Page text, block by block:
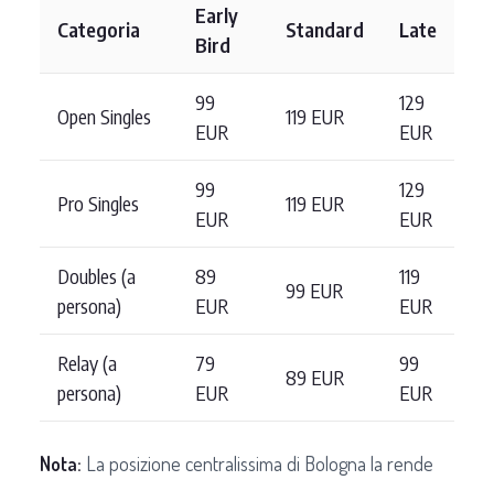
Categoria
Early
Bird
Standard Late
Open Singles
99
EUR
119 EUR
129
EUR
Pro Singles
99
EUR
119 EUR
129
EUR
Doubles (a
persona)
89
EUR
99 EUR
119
EUR
Relay (a
persona)
79
EUR
89 EUR
99
EUR
Nota: La posizione centralissima di Bologna la rende